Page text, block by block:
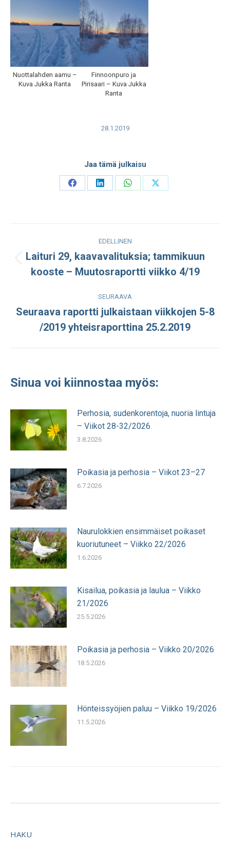
Nuottalahden aamu –
Kuva Jukka Ranta
Finnoonpuro ja
Pirisaari – Kuva Jukka
Ranta
28.1.2019
Jaa tämä julkaisu
Share
Share
Share
Share
navigation
EDELLINEN
julkaisu:
Laituri 29, kaavavalituksia; tammikuun
kooste – Muutosraportti viikko 4/19
SEURAAVA
julkaisu:
Seuraava raportti julkaistaan viikkojen 5-8
/2019 yhteisraporttina 25.2.2019
Sinua voi kiinnostaa myös:
Perhosia, sudenkorentoja, nuoria lintuja
– Viikot 28-32/2026
3.8.2026
Poikasia ja perhosia – Viikot 23–27
6.7.2026
Naurulokkien ensimmäiset poikaset
kuoriutuneet – Viikko 22/2026
1.6.2026
Kisailua, poikasia ja laulua – Viikko
21/2026
25.5.2026
Poikasia ja perhosia – Viikko 20/2026
18.5.2026
Hönteissyöjien paluu – Viikko 19/2026
11.5.2026
HAKU